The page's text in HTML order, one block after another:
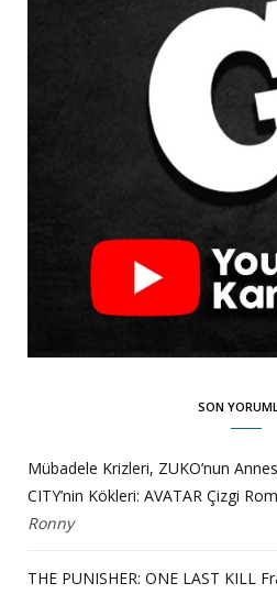
SON
Mübadele Krizleri, ZUKO’nun
CITY’nin Kökleri: AVATAR Çizgi
Ronny
THE PUNISHER: ONE LAST KILL